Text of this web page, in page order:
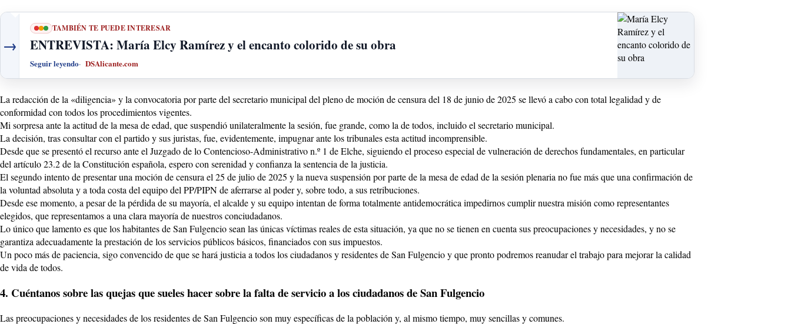
→
TAMBIÉN TE PUEDE INTERESAR
ENTREVISTA: María Elcy Ramírez y el encanto colorido de su obra
Seguir leyendo DSAlicante.com
La redacción de la «diligencia» y la convocatoria por parte del secretario municipal del pleno de moción de censura del 18 de junio de 2025 se llevó a cabo con total legalidad y de
conformidad con todos los procedimientos vigentes.
Mi sorpresa ante la actitud de la mesa de edad, que suspendió unilateralmente la sesión, fue grande, como la de todos, incluido el secretario municipal.
La decisión, tras consultar con el partido y sus juristas, fue, evidentemente, impugnar ante los tribunales esta actitud incomprensible.
Desde que se presentó el recurso ante el Juzgado de lo Contencioso-Administrativo n.º 1 de Elche, siguiendo el proceso especial de vulneración de derechos fundamentales, en particular
del artículo 23.2 de la Constitución española, espero con serenidad y confianza la sentencia de la justicia.
El segundo intento de presentar una moción de censura el 25 de julio de 2025 y la nueva suspensión por parte de la mesa de edad de la sesión plenaria no fue más que una confirmación de
la voluntad absoluta y a toda costa del equipo del PP/PIPN de aferrarse al poder y, sobre todo, a sus retribuciones.
Desde ese momento, a pesar de la pérdida de su mayoría, el alcalde y su equipo intentan de forma totalmente antidemocrática impedirnos cumplir nuestra misión como representantes
elegidos, que representamos a una clara mayoría de nuestros conciudadanos.
Lo único que lamento es que los habitantes de San Fulgencio sean las únicas víctimas reales de esta situación, ya que no se tienen en cuenta sus preocupaciones y necesidades, y no se
garantiza adecuadamente la prestación de los servicios públicos básicos, financiados con sus impuestos.
Un poco más de paciencia, sigo convencido de que se hará justicia a todos los ciudadanos y residentes de San Fulgencio y que pronto podremos reanudar el trabajo para mejorar la calidad
de vida de todos.
4. Cuéntanos sobre las quejas que sueles hacer sobre la falta de servicio a los ciudadanos de San Fulgencio
Las preocupaciones y necesidades de los residentes de San Fulgencio son muy específicas de la población y, al mismo tiempo, muy sencillas y comunes.